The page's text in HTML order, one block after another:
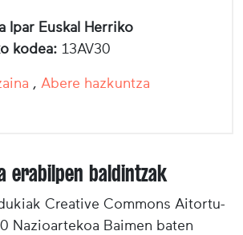
Ipar Euskal Herriko
kodea: 13AV30
, Abere hazkuntza
erabilpen baldintzak
Creative Commons Aitortu-
Nazioartekoa Baimen baten